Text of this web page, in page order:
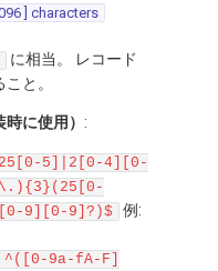
] characters
に相当。 レコード
と。
に使用） :
5]|2[0-4][0-
9][0-9]?)$
例:
^([0-9a-fA-F]